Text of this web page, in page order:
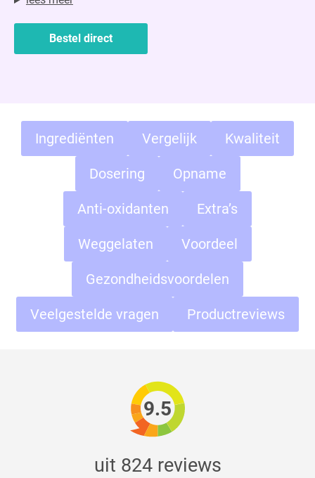
Bestel direct
Ingrediënten Vergelijk Kwaliteit
Dosering Opname
Anti-oxidanten Extra’s
Weggelaten Voordeel
Gezondheidsvoordelen
Veelgestelde vragen Productreviews
9.5
uit 824 reviews